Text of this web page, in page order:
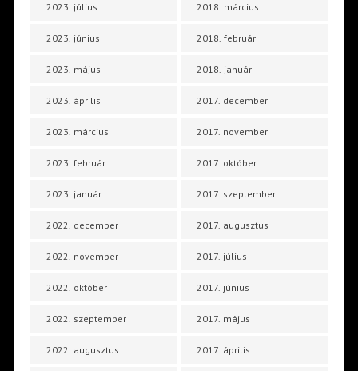
2023. július
2023. június
2023. május
2023. április
2023. március
2023. február
2023. január
2022. december
2022. november
2022. október
2022. szeptember
2022. augusztus
2018. március
2018. február
2018. január
2017. december
2017. november
2017. október
2017. szeptember
2017. augusztus
2017. július
2017. június
2017. május
2017. április